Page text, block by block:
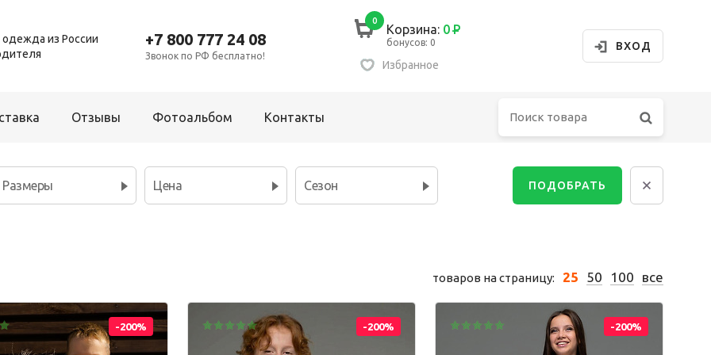
из России
+7 800 777 24 08
Звонок по РФ бесплатно!
0
Корзина: 0Р
бонусов: 0
Избранное
ВХОД
Отзывы Фотоальбом Контакты
Фартук школьный
Шорты
Для мальчиков
Пижама
Размеры Цена Сезон ПОДОБРАТЬ
товаров на страницу: 25 50 100 все
-200% -200% -200%